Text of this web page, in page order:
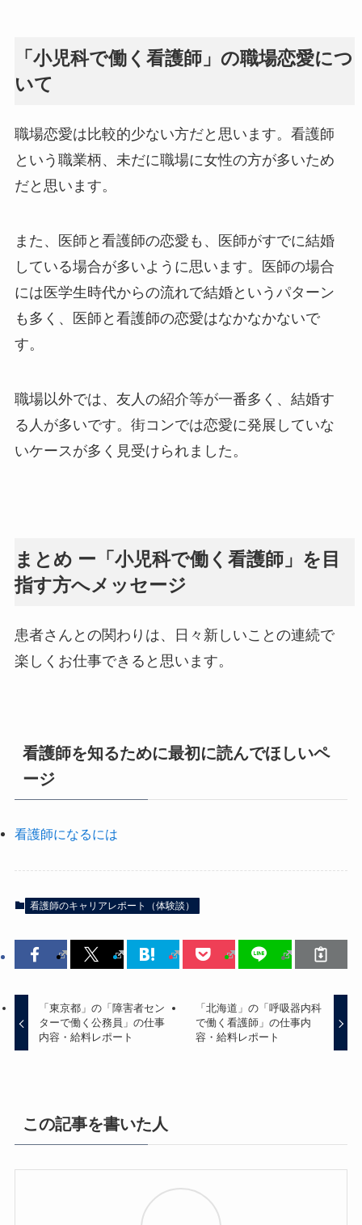
「小児科で働く看護師」の職場恋愛につ
いて
職場恋愛は比較的少ない方だと思います。看護師
という職業柄、未だに職場に女性の方が多いため
だと思います。
また、医師と看護師の恋愛も、医師がすでに結婚
している場合が多いように思います。医師の場合
には医学生時代からの流れで結婚というパターン
も多く、医師と看護師の恋愛はなかなかないで
す。
職場以外では、友人の紹介等が一番多く、結婚す
る人が多いです。街コンでは恋愛に発展していな
いケースが多く見受けられました。
まとめ ー「小児科で働く看護師」を目
指す方へメッセージ
患者さんとの関わりは、日々新しいことの連続で
楽しくお仕事できると思います。
看護師を知るために最初に読んでほしいペ
ージ
看護師になるには
看護師のキャリアレポート（体験談）
「東京都」の「障害者セン
ターで働く公務員」の仕事
内容・給料レポート
「北海道」の「呼吸器内科
で働く看護師」の仕事内
容・給料レポート
この記事を書いた人